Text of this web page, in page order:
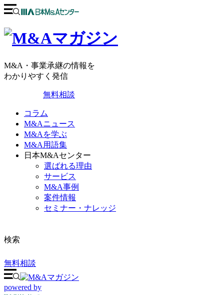
M&A・事業承継の情報を
わかりやすく発信
無料相談
コラム
M&Aニュース
M&Aを学ぶ
M&A用語集
日本M&Aセンター
選ばれる理由
サービス
M&A事例
案件情報
セミナー・ナレッジ
検索
無料相談
powered by